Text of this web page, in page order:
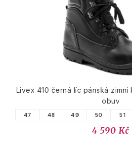
Livex 410 černá líc pánská zimní
obuv
47 48 49 50 51
4 590 Kč